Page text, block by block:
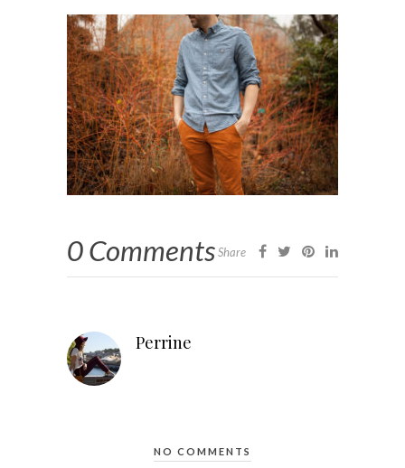
0 CommentsShare
Perrine
NO COMMENTS